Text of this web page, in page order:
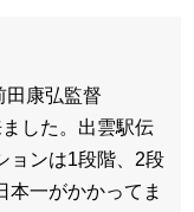
田康弘監督
した。出雲駅伝
ョンは1段階、2段
本一がかかってま